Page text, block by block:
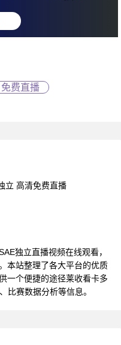
: 0 AE
免费直播
立 高清免费直播
独立直播视频在线观看，
本站整理了各大平台的优质
一个便捷的途径莱收看卡多
比赛数据分析等信息。